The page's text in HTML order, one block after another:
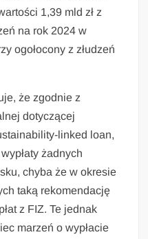
1,39 mld zł z
na rok 2024 w
ogołocony z złudzeń
że zgodnie z
dotyczącej
linked loan,
żadnych
chyba że w okresie
taką rekomendację
z FIZ. Te jednak
marzeń o wypłacie